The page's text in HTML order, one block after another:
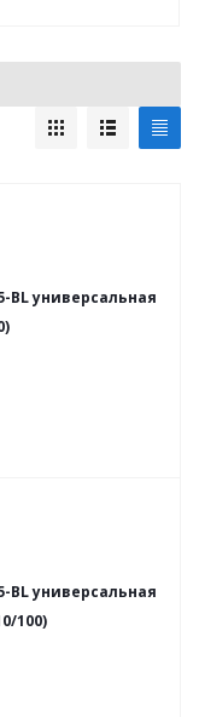
BL универсальная
BL универсальная
100)